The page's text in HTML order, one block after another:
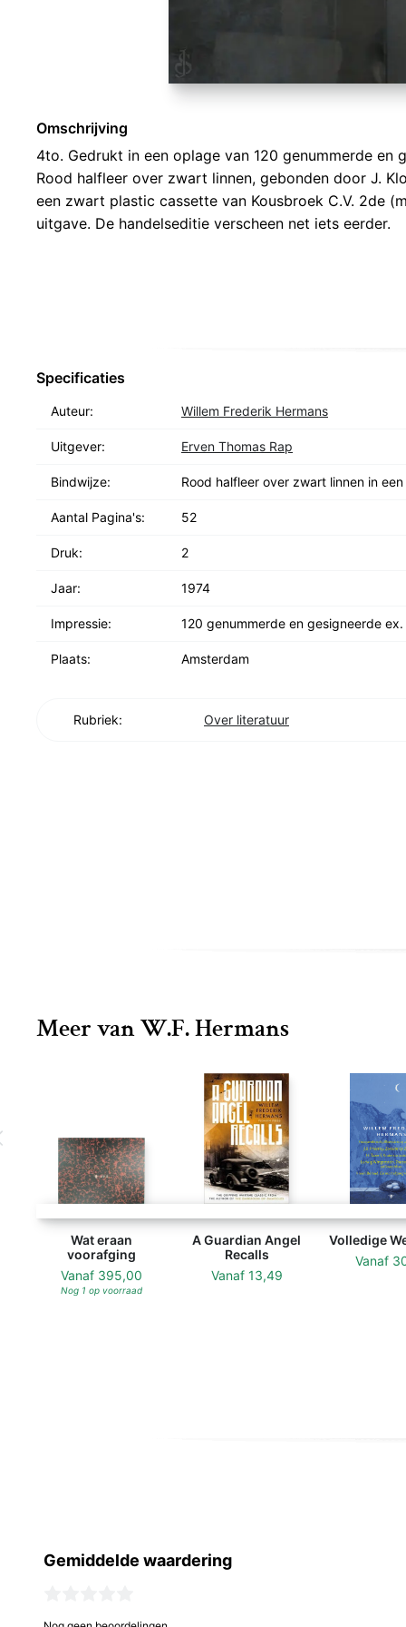
Omschrijving
4to. Gedrukt in een oplage van 120 genummerde en
Rood halfleer over zwart linnen, gebonden door J.
een zwart plastic cassette van Kousbroek C.V. 2de
uitgave. De handelseditie verscheen net iets eerder.
Specificaties
Auteur: Willem Frederik Hermans
Uitgever: Erven Thomas Rap
Bindwijze: Rood halfleer over zwart linnen in
Aantal Pagina's: 52
Druk: 2
Jaar: 1974
Impressie: 120 genummerde en gesigneerde ex.
Plaats: Amsterdam
Rubriek: Over literatuur
Meer van W.F. Hermans
Wat eraan
voorafging
Vanaf 395,00
Nog 1 op voorraad
A Guardian Angel
Recalls
Vanaf 13,49
Volledige
Vanaf
Gemiddelde waardering